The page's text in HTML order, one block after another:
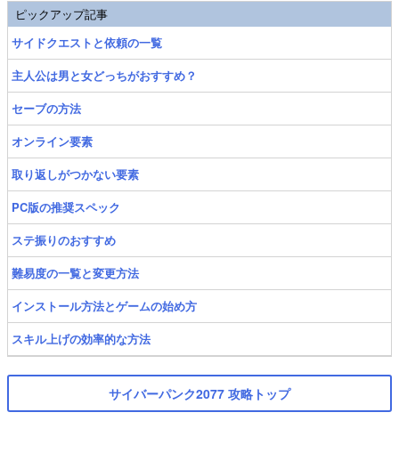
ピックアップ記事
サイドクエストと依頼の一覧
主人公は男と女どっちがおすすめ？
セーブの方法
オンライン要素
取り返しがつかない要素
PC版の推奨スペック
ステ振りのおすすめ
難易度の一覧と変更方法
インストール方法とゲームの始め方
スキル上げの効率的な方法
サイバーパンク2077 攻略トップ